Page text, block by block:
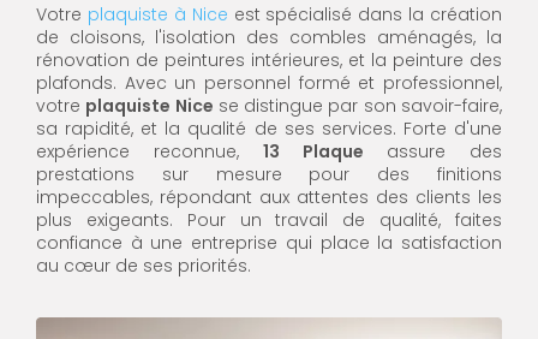
Votre plaquiste à Nice est spécialisé dans la création
de cloisons, l'isolation des combles aménagés, la
rénovation de peintures intérieures, et la peinture des
plafonds. Avec un personnel formé et professionnel,
votre plaquiste Nice se distingue par son savoir-faire,
sa rapidité, et la qualité de ses services. Forte d'une
expérience reconnue, 13 Plaque assure des
prestations sur mesure pour des finitions
impeccables, répondant aux attentes des clients les
plus exigeants. Pour un travail de qualité, faites
confiance à une entreprise qui place la satisfaction
au cœur de ses priorités.